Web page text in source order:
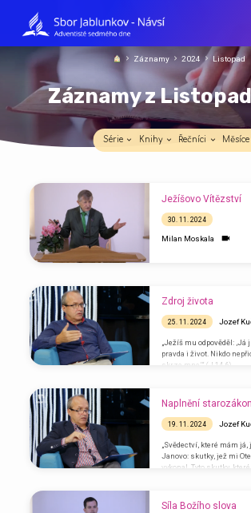
Záznamy z
Záznamy 2024 Listopad
Série Knihy Řečníci Měsíce
Záznamy
Listopad
2024
Ježíšovo Vítězství
30. 11. 2024
Milan Moskala
Zdroj života
25. 11. 2024 Jozef
„Ježíš mu odpověděl: ‚Já
pravda i život. Nikdo
skrze mne.‘“ (J 14,6)
Naplnění
19. 11. 2024 Jozef
„Svědectví, které mám
Janovo: skutky, jež mi
vykonal. Tyto skutky,
Síla Božího slova